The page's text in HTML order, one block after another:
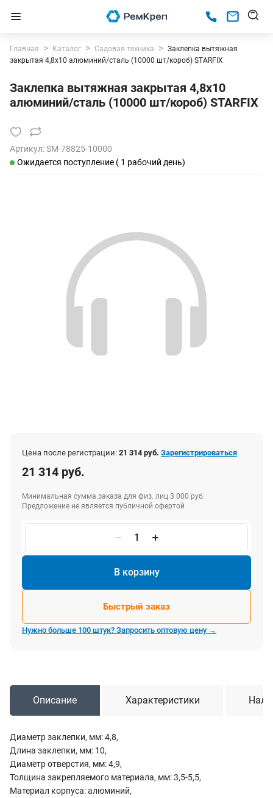
Главная Каталог Садовая техника
Заклепка вытяжная
закрытая 4,8х10 алюминий/сталь (10000 шт/короб) STARFIX
Заклепка вытяжная закрытая 4,8х10
алюминий/сталь (10000 шт/короб) STARFIX
Артикул:SM-78825-10000
Ожидается поступление ( 1 рабочий день)
Цена после регистрации: 21 314 руб. Зарегистрироваться
21 314 руб.
Минимальная сумма заказа для физ. лиц 3 000 руб.
Предложение не является публичной офертой
В корзину
Быстрый заказ
Нужно больше 100 штук? Запросить оптовую цену →
Описание Характеристики
Диаметр заклепки, мм: 4,8,
Длина заклепки, мм: 10,
Диаметр отверстия, мм: 4,9,
Толщина закрепляемого материала, мм: 3,5-5,5,
Материал корпуса: алюминий,